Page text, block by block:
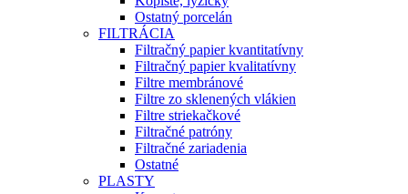
Ostatný porcelán
FILTRÁCIA
Filtračný papier kvantitatívny
Filtračný papier kvalitatívny
Filtre membránové
Filtre zo sklenených vlákien
Filtre striekačkové
Filtračné patróny
Filtračné zariadenia
Ostatné
PLASTY